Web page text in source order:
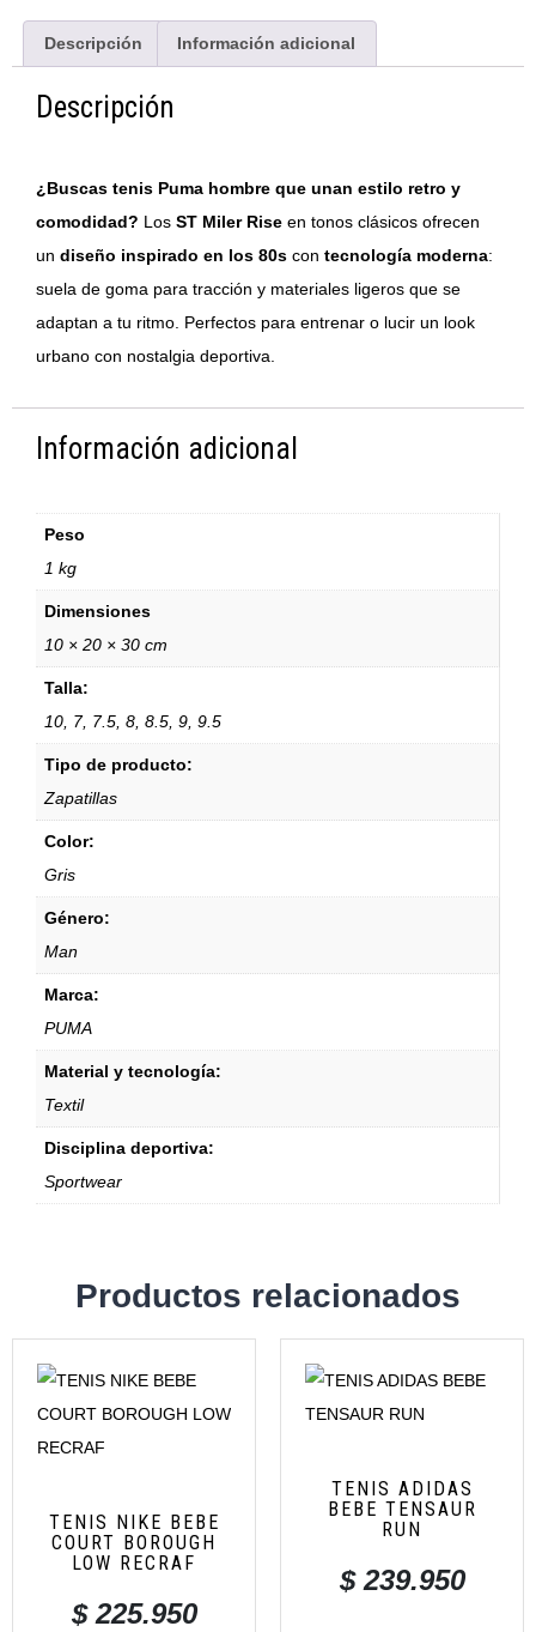
Descripción Información adicional
Descripción
¿Buscas tenis Puma hombre que unan estilo retro y
comodidad? Los ST Miler Rise en tonos clásicos ofrecen
un diseño inspirado en los 80s con tecnología moderna:
suela de goma para tracción y materiales ligeros que se
adaptan a tu ritmo. Perfectos para entrenar o lucir un look
urbano con nostalgia deportiva.
Información adicional
Peso
1 kg
Dimensiones
10 × 20 × 30 cm
Talla:
10, 7, 7.5, 8, 8.5, 9, 9.5
Tipo de producto:
Zapatillas
Color:
Gris
Género:
Man
Marca:
PUMA
Material y tecnología:
Textil
Disciplina deportiva:
Sportwear
Productos relacionados
TENIS NIKE BEBE
COURT BOROUGH
LOW RECRAF
$225.950
TENIS ADIDAS
BEBE TENSAUR
RUN
$239.950